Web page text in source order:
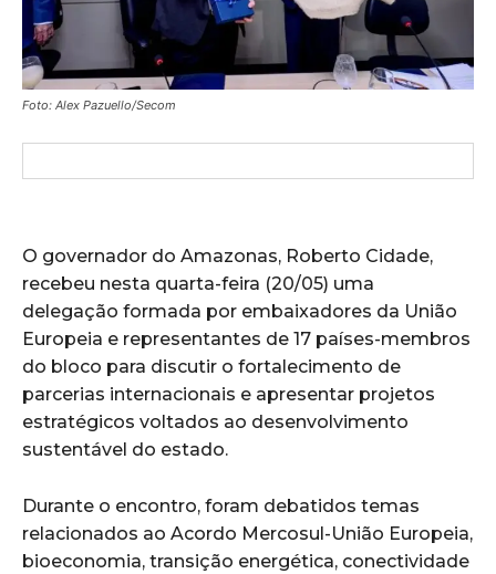
Foto: Alex Pazuello/Secom
O governador do Amazonas, Roberto Cidade,
recebeu nesta quarta-feira (20/05) uma
delegação formada por embaixadores da União
Europeia e representantes de 17 países-membros
do bloco para discutir o fortalecimento de
parcerias internacionais e apresentar projetos
estratégicos voltados ao desenvolvimento
sustentável do estado.
Durante o encontro, foram debatidos temas
relacionados ao Acordo Mercosul-União Europeia,
bioeconomia, transição energética, conectividade